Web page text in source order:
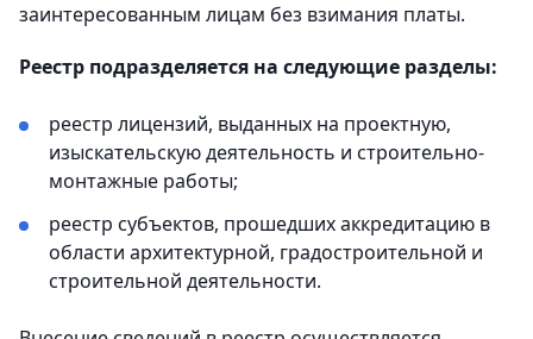
заинтересованным лицам без взимания платы.
Реестр подразделяется на следующие разделы:
реестр лицензий, выданных на проектную,
изыскательскую деятельность и строительно-
монтажные работы;
реестр субъектов, прошедших аккредитацию в
области архитектурной, градостроительной и
строительной деятельности.